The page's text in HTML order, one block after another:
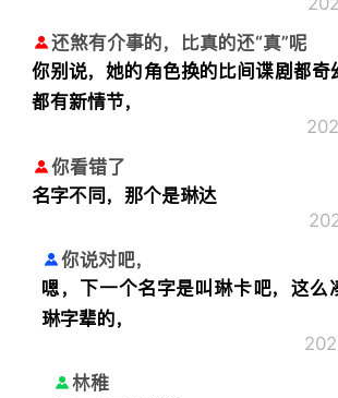
还煞有介事的，比真的还“真”呢
你别说，她的角色换的比间谍剧都奇
都有新情节，
你看错了
名字不同，那个是琳达
你说对吧，
嗯，下一个名字是叫琳卡吧，这么
琳字辈的，
林稚